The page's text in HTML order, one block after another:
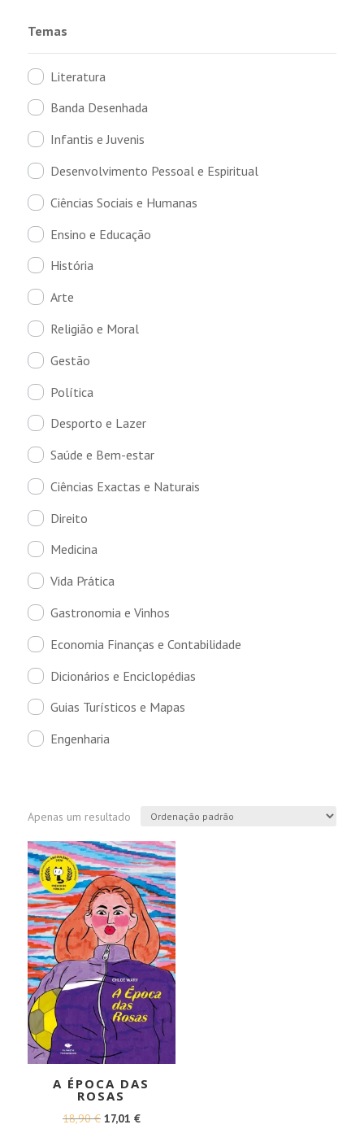
Temas
Literatura
Banda Desenhada
Infantis e Juvenis
Desenvolvimento Pessoal e Espiritual
Ciências Sociais e Humanas
Ensino e Educação
História
Arte
Religião e Moral
Gestão
Política
Desporto e Lazer
Saúde e Bem-estar
Ciências Exactas e Naturais
Direito
Medicina
Vida Prática
Gastronomia e Vinhos
Economia Finanças e Contabilidade
Dicionários e Enciclopédias
Guias Turísticos e Mapas
Engenharia
Apenas um resultado
A ÉPOCA DAS
ROSAS
18,90€ O
17,01 €O